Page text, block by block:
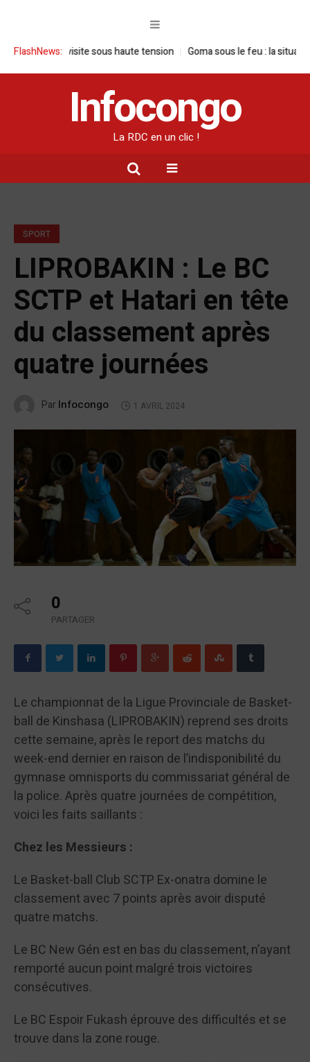
FlashNews:
visite sous haute tension Goma sous le feu : la situation
Infocongo
La RDC en un clic !
SPORT
LIPROBAKIN : Le BC
SCTP et Hatari en tête
du classement après
quatre journées
Par Infocongo 1 AVRIL 2024
0
PARTAGER
Le championnat de la Ligue Provinciale de Basket-
ball de Kinshasa (LIPROBAKIN) reprend ses droits
cette semaine, après le report des matchs du
week-end dernier en raison de l’indisponibilité du
gymnase omnisports du commissariat général de
la police. Après quatre journées de compétition,
voici les faits saillants :
Chez les Messieurs :
Le Basket-ball Club SCTP Ex-onatra domine le
classement avec 7 points après avoir disputé
quatre matchs.
Le BC New Gén est en bas du classement, n’ayant
remporté aucun point malgré trois victoires
consécutives.
Le BC Espoir Fukash éprouve des difficultés et se
trouve dans la zone rouge.